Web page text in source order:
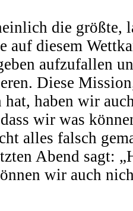
die größte,
auf diesem
aufzufallen
Diese
hat, haben wir
wir was
alles falsch
Abend sagt:
wir auch